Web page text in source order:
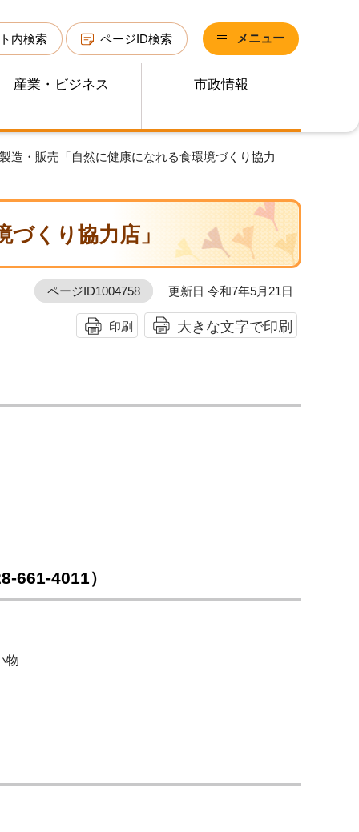
内検索 ページID検索 メニュー
産業・ビジネス 市政情報
造・販売「自然に健康になれる食環境づくり協力
くり協力店」
ページID1004758 更新日 令和7年5月21日
印刷 大きな文字で印刷
661-4011）
物